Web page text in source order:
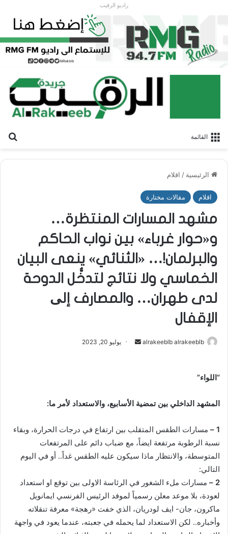
راديو الرقيب
القائمة
الرئيسية / اقلام
اقلام مقالات مختارة
مشهد المسارات المنتظرة…
و«حوار غرباء» بين نواب الحاكم
والبرلمان!… «الثنائي» ينعى البيان
الخماسي ولا نتائج لتدخُّل الدوحة
لدى طهران… والمصارف إلی
الإقفال
alrakeeblb alrakeeblb
ت
ر
و
ن
يوليو 20, 2023
“اللواء”
المشهد الداخلي بين تمضية الأسابيع، والاستعداد لأمر ما:
1 –
مسارات الطقس المتقلب بين ارتفاع في درجات الحرارة، وبقاء
نسبة الرطوبة مرتفعة ايضاً، مع ضباب دائم على المرتفعات
المتوسطة، والانتظار ماذا سيكون عليه الطقس غداً.. أو في اليوم
التالي:
2 –
مسارات ملء الشغور في الرئاسة الاولى بين توقع او استعداد
لعودة، بلا موعد معلن رسمياً لموفد الرئيس الفرنسي ايمانويل
ماكرون، جان- ايف لودريان، الذي خفت «رهجة» معرفة تنقلاته
وأخباره.. لكن الاستعداد لما يحمله في جعبته، عندما يعود في واجهة